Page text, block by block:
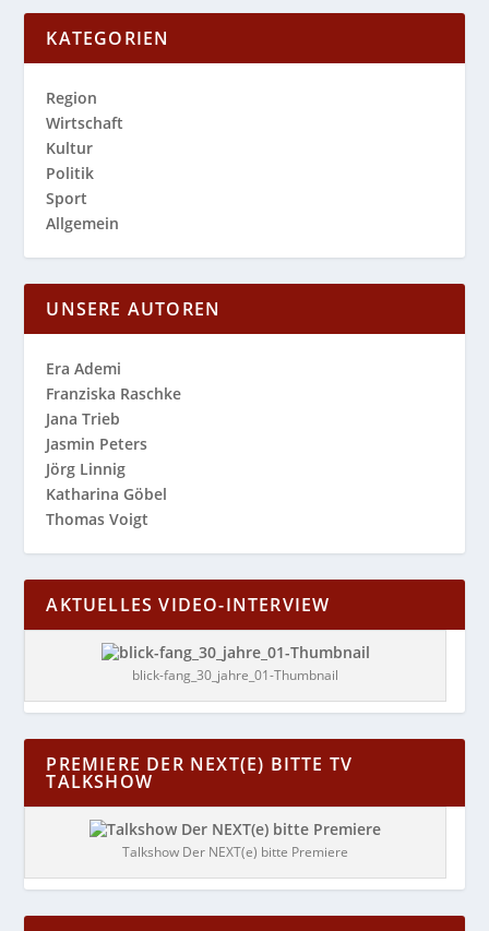
KATEGORIEN
Region
Wirtschaft
Kultur
Politik
Sport
Allgemein
UNSERE AUTOREN
Era Ademi
Franziska Raschke
Jana Trieb
Jasmin Peters
Jörg Linnig
Katharina Göbel
Thomas Voigt
AKTUELLES VIDEO-INTERVIEW
blick-fang_30_jahre_01-Thumbnail
PREMIERE DER NEXT(E) BITTE TV
TALKSHOW
Talkshow Der NEXT(e) bitte Premiere